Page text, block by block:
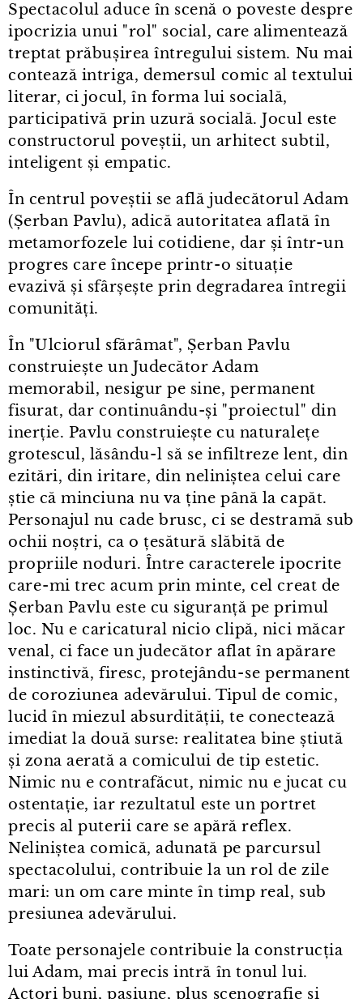
Spectacolul aduce în scenă o poveste despre
ipocrizia unui "rol" social, care alimentează
treptat prăbușirea întregului sistem. Nu mai
contează intriga, demersul comic al textului
literar, ci jocul, în forma lui socială,
participativă prin uzură socială. Jocul este
constructorul poveștii, un arhitect subtil,
inteligent și empatic.
În centrul poveștii se află judecătorul Adam
(Șerban Pavlu), adică autoritatea aflată în
metamorfozele lui cotidiene, dar și într⁠-⁠un
progres care începe printr⁠-⁠o situație
evazivă și sfârșește prin degradarea întregii
comunități.
În "Ulciorul sfărâmat", Șerban Pavlu
construiește un Judecător Adam
memorabil, nesigur pe sine, permanent
fisurat, dar continuându-și "proiectul" din
inerție. Pavlu construiește cu naturalețe
grotescul, lăsându⁠-⁠l să se infiltreze lent, din
ezitări, din iritare, din neliniștea celui care
știe că minciuna nu va ține până la capăt.
Personajul nu cade brusc, ci se destramă sub
ochii noștri, ca o țesătură slăbită de
propriile noduri. Între caracterele ipocrite
care⁠-⁠mi trec acum prin minte, cel creat de
Șerban Pavlu este cu siguranță pe primul
loc. Nu e caricatural nicio clipă, nici măcar
venal, ci face un judecător aflat în apărare
instinctivă, firesc, protejându⁠-⁠se permanent
de coroziunea adevărului. Tipul de comic,
lucid în miezul absurdității, te conectează
imediat la două surse: realitatea bine știută
și zona aerată a comicului de tip estetic.
Nimic nu e contrafăcut, nimic nu e jucat cu
ostentație, iar rezultatul este un portret
precis al puterii care se apără reflex.
Neliniștea comică, adunată pe parcursul
spectacolului, contribuie la un rol de zile
mari: un om care minte în timp real, sub
presiunea adevărului.
Toate personajele contribuie la construcția
lui Adam, mai precis intră în tonul lui.
Actori buni, pasiune, plus scenografie și